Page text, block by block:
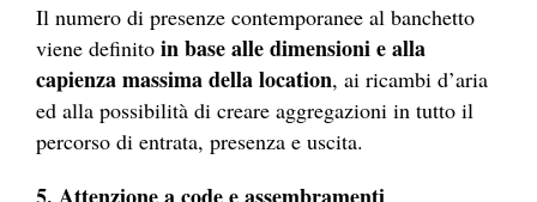
Il numero di presenze contemporanee al banchetto
viene definito in base alle dimensioni e alla
capienza massima della location, ai ricambi d’aria
ed alla possibilità di creare aggregazioni in tutto il
percorso di entrata, presenza e uscita.
5. Attenzione a code e assembramenti